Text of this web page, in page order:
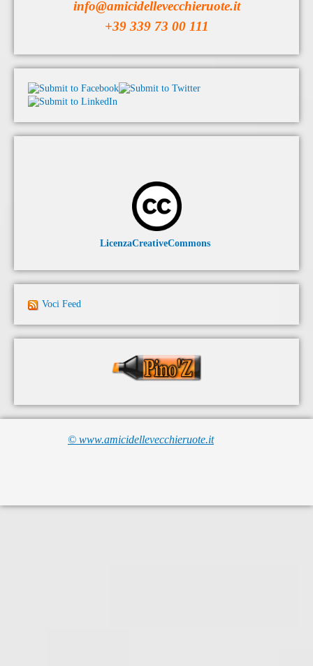
info@amicidellevecchieruote.it
+39 339 73 00 111
LicenzaCreativeCommons
Voci Feed
© www.amicidellevecchieruote.it